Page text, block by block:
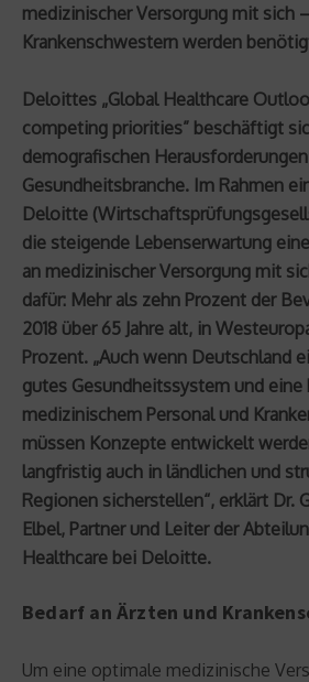
medizinischer Versorgung mit sich
Krankenschwestern werden
Deloittes „Global Healthcare
competing priorities” beschäftigt
demografischen
Gesundheitsbranche. Im Rahmen
Deloitte
die steigende Lebenserwartung
an medizinischer Versorgung mit
dafür: Mehr als zehn Prozent der
2018 über 65 Jahre alt, in
Prozent. „Auch wenn Deutschland
gutes Gesundheitssystem und
medizinischem Personal und
müssen Konzepte entwickelt
langfristig auch in ländlichen und
Regionen sicherstellen“, erklärt Dr.
Elbel, Partner und Leiter der
Healthcare bei Deloitte.
Bedarf an Ärzten und
Um eine optimale medizinische